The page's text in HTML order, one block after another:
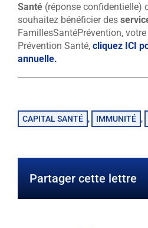
Santé(réponse confidentielle)
souhaitez bénéficier des
FamillesSantéPrévention,
Prévention Santé, cliquez ICI
annuelle.
CAPITAL SANTÉ , IMMUNITÉ ,
Partager cette lettre